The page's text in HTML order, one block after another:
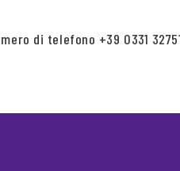
di telefono +39 0331